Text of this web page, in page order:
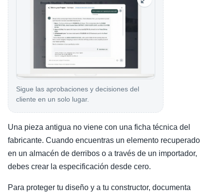
Sigue las aprobaciones y decisiones del
cliente en un solo lugar.
Una pieza antigua no viene con una ficha técnica del
fabricante. Cuando encuentras un elemento recuperado
en un almacén de derribos o a través de un importador,
debes crear la especificación desde cero.
Para proteger tu diseño y a tu constructor, documenta